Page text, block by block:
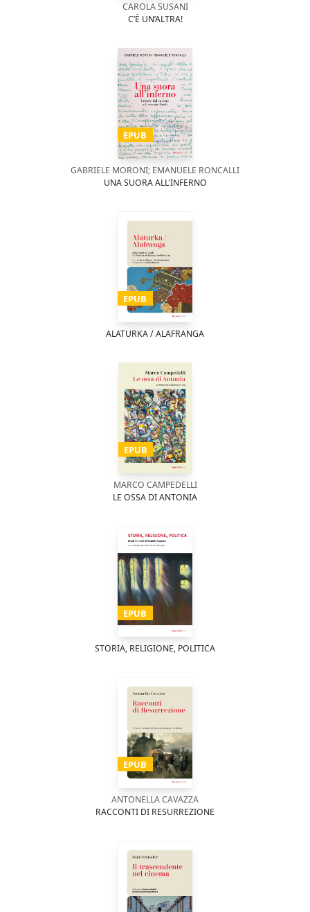
CAROLA SUSANI
C’È UN’ALTRA!
EPUB
GABRIELE MORONI; EMANUELE RONCALLI
UNA SUORA ALL'INFERNO
EPUB
ALATURKA / ALAFRANGA
EPUB
MARCO CAMPEDELLI
LE OSSA DI ANTONIA
EPUB
STORIA, RELIGIONE, POLITICA
EPUB
ANTONELLA CAVAZZA
RACCONTI DI RESURREZIONE